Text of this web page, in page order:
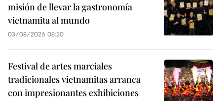
misión de llevar la gastronomía
vietnamita al mundo
03/08/2026 08:20
Festival de artes marciales
tradicionales vietnamitas arranca
con impresionantes exhibiciones